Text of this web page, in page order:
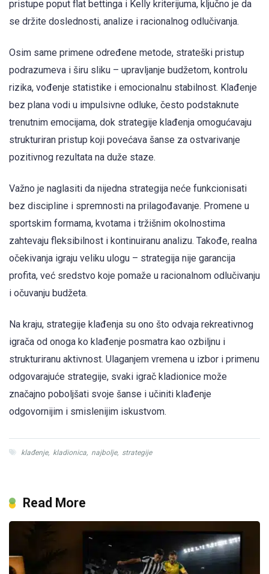
pristupe poput flat bettinga i Kelly kriterijuma, ključno je da
se držite doslednosti, analize i racionalnog odlučivanja.
Osim same primene određene metode, strateški pristup
podrazumeva i širu sliku – upravljanje budžetom, kontrolu
rizika, vođenje statistike i emocionalnu stabilnost. Klađenje
bez plana vodi u impulsivne odluke, često podstaknute
trenutnim emocijama, dok strategije klađenja omogućavaju
strukturiran pristup koji povećava šanse za ostvarivanje
pozitivnog rezultata na duže staze.
Važno je naglasiti da nijedna strategija neće funkcionisati
bez discipline i spremnosti na prilagođavanje. Promene u
sportskim formama, kvotama i tržišnim okolnostima
zahtevaju fleksibilnost i kontinuiranu analizu. Takođe, realna
očekivanja igraju veliku ulogu – strategija nije garancija
profita, već sredstvo koje pomaže u racionalnom odlučivanju
i očuvanju budžeta.
Na kraju, strategije klađenja su ono što odvaja rekreativnog
igrača od onoga ko klađenje posmatra kao ozbiljnu i
strukturiranu aktivnost. Ulaganjem vremena u izbor i primenu
odgovarajuće strategije, svaki igrač kladionice može
značajno poboljšati svoje šanse i učiniti klađenje
odgovornijim i smislenijim iskustvom.
klađenje, kladionica, najbolje, strategije
Read More